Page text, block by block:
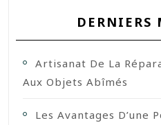
DERNIERS
Artisanat De La
Aux Objets Abîmés
Les Avantages D’une